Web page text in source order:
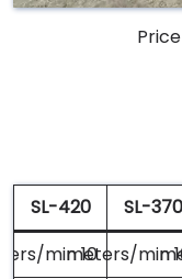
SL-370
SL-420
10
10 meters/min